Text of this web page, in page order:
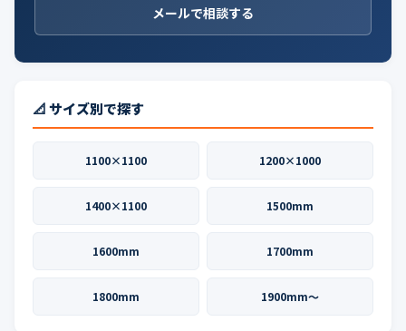
メールで相談する
📐 サイズ別で探す
1100×1100 1200×1000
1400×1100 1500mm
1600mm 1700mm
1800mm 1900mm〜